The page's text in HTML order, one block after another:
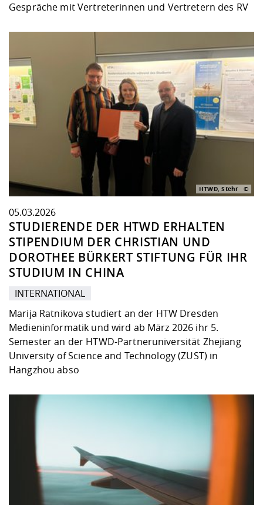
Gespräche mit Vertreterinnen und Vertretern des RV
STUDIERENDE DER HTWD ERHALTEN
STIPENDIUM DER CHRISTIAN UND
DOROTHEE BÜRKERT STIFTUNG FÜR IHR
STUDIUM IN CHINA
05.03.2026
INTERNATIONAL
Marija Ratnikova studiert an der HTW Dresden
Medieninformatik und wird ab März 2026 ihr 5.
Semester an der HTWD-Partneruniversität Zhejiang
University of Science and Technology (ZUST) in
Hangzhou abso
HTWD, Stehr